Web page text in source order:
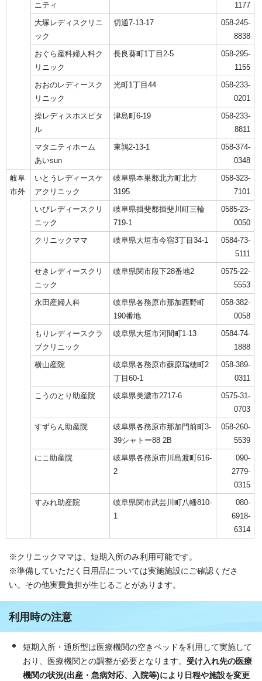
ニティ
1177
大塚レディスクリニ
ック
切通7-13-17
058-245-
8838
おぐら産科婦人科ク
リニック
長良葵町1丁目2‐5
058-295-
1155
おおのレディースク
リニック
光町1丁目44
058-233-
0201
操レディスホスピタ
ル
津島町6-19
058-233-
8811
マタニティホーム
あいsun
東鶉2-13-1
058-374-
0348
岐阜
市外
いとうレディースケ
アクリニック
岐阜県本巣郡北方町北方
3195
058-323-
7101
いびレディースクリ
ニック
岐阜県揖斐郡揖斐川町三輪
719-1
0585-23-
0050
クリニックママ
岐阜県大垣市今宿3丁目34-1
0584-73-
5111
せきレディースクリ
ニック
岐阜県関市段下28番地2
0575-22-
5553
永田産婦人科
岐阜県各務原市那加西野町
190番地
058-382-
0058
もりレディースクラ
ブクリニック
岐阜県大垣市河間町1-13
0584-74-
1888
横山産院
岐阜県各務原市蘇原瑞穂町2
丁目60-1
058-389-
0311
こうのとり助産院
岐阜県美濃市2717-6
0575-31-
0703
すずらん助産院
岐阜県各務原市那加門前町3-
39シャトー88 2B
058-260-
5539
にこ助産院
岐阜県各務原市川島渡町616-
2
090-
2779-
0315
すみれ助産院
岐阜県関市武芸川町八幡810-
1
080-
6918-
6314
※クリニックママは、短期入所のみ利用可能です。
※準備していただく日用品については実施施設にご確認くださ
い。その他実費負担が生じることがあります。
利用時の注意
短期入所・通所型は医療機関の空きベッドを利用して実施して
おり、医療機関との調整が必要となります。 受け入れ先の医療
機関の状況(出産・急病対応、入院等)により日程や施設を変更